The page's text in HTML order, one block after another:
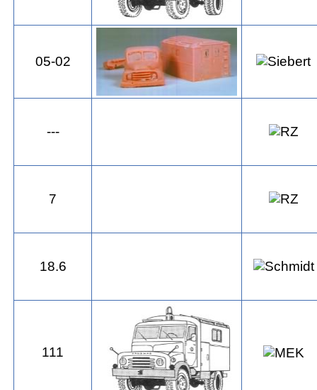
05-02
---
7
18.6
111